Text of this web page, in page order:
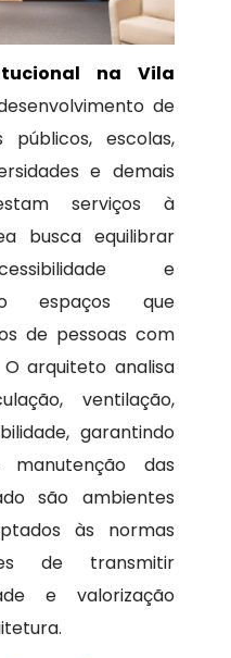
na Vila
de
escolas,
e demais
serviços à
busca equilibrar
e
espaços que
de pessoas com
arquiteto analisa
ventilação,
garantindo
das
são ambientes
às normas
de transmitir
e valorização